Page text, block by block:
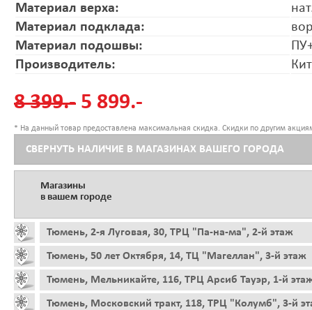
Материал верха:
Материал подклада:
Материал подошвы:
Производитель:
8 399.- 5 899.-
* На данный товар предоставлена максимальная скидка. Скидки по другим
СВЕРНУТЬ НАЛИЧИЕ В МАГАЗИНАХ ВАШЕГО ГОРОДА
Магазины
в вашем городе
Тюмень, 2-я Луговая, 30, ТРЦ "Па-на-ма", 2-й этаж
Тюмень, 50 лет Октября, 14, ТЦ "Магеллан", 3-й этаж
Тюмень, Мельникайте, 116, ТРЦ Арсиб Тауэр, 1-й
Тюмень, Московский тракт, 118, ТРЦ "Колумб", 3-й